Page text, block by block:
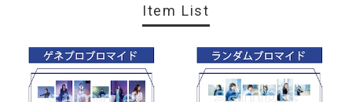
Item List